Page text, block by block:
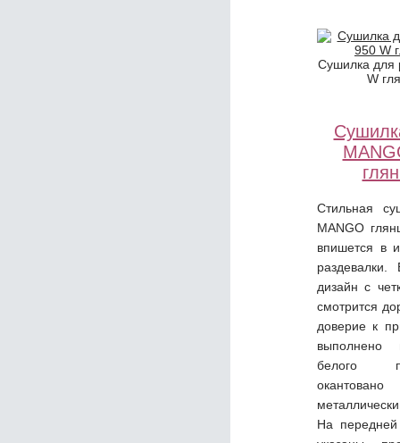
Сушилка для
W
Стильная
MANGO
впишется в
раздевалки.
дизайн с
смотрится
доверие к
выполнено
белого
окантовано
На передней